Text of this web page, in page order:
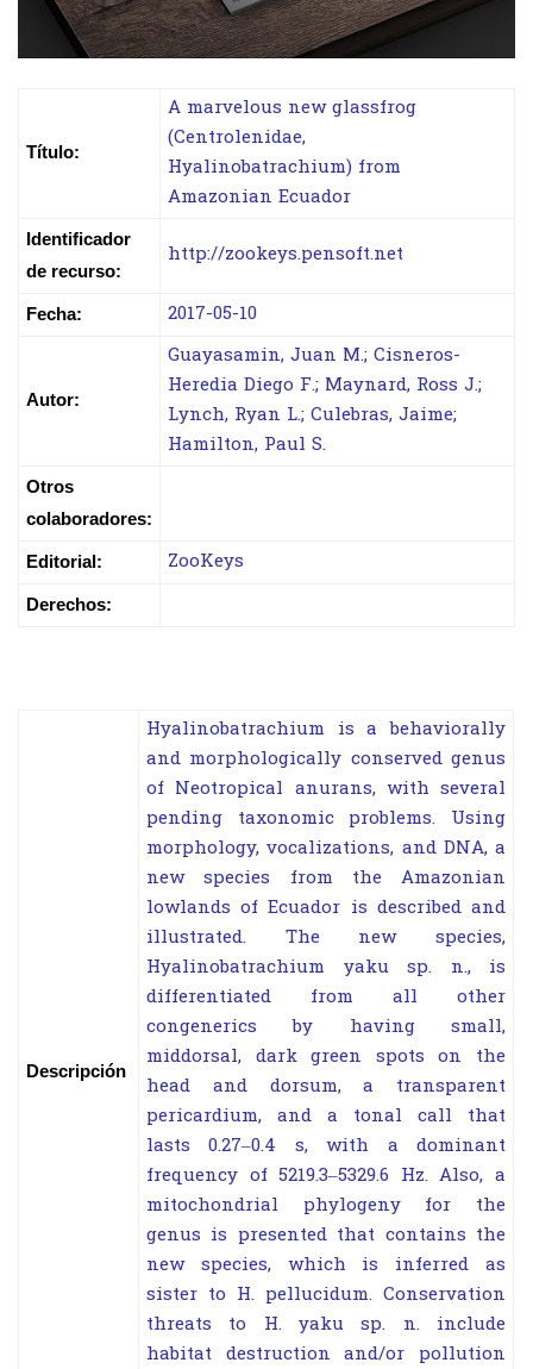
Título:
A marvelous new glassfrog
(Centrolenidae,
Hyalinobatrachium) from
Amazonian Ecuador
Identificador
de recurso:
http://zookeys.pensoft.net
Fecha: 2017-05-10
Autor:
Guayasamin, Juan M.; Cisneros-
Heredia Diego F.; Maynard, Ross J.;
Lynch, Ryan L.; Culebras, Jaime;
Hamilton, Paul S.
Otros
colaboradores:
Editorial: ZooKeys
Derechos:
Descripción
Hyalinobatrachium is a behaviorally
and morphologically conserved genus
of Neotropical anurans, with several
pending taxonomic problems. Using
morphology, vocalizations, and DNA, a
new species from the Amazonian
lowlands of Ecuador is described and
illustrated. The new species,
Hyalinobatrachium yaku sp. n., is
differentiated from all other
congenerics by having small,
middorsal, dark green spots on the
head and dorsum, a transparent
pericardium, and a tonal call that
lasts 0.27–0.4 s, with a dominant
frequency of 5219.3–5329.6 Hz. Also, a
mitochondrial phylogeny for the
genus is presented that contains the
new species, which is inferred as
sister to H. pellucidum. Conservation
threats to H. yaku sp. n. include
habitat destruction and/or pollution